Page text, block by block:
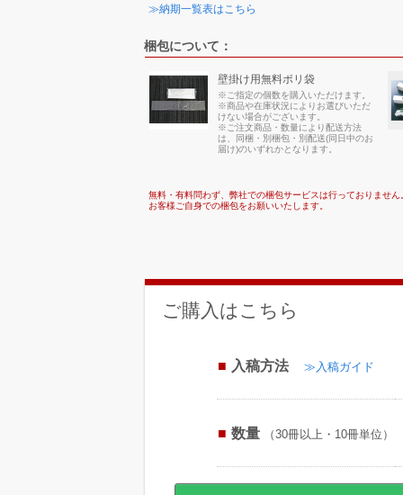
≫納期一覧表はこちら
梱包について：
壁掛け用無料ポリ袋
※ご指定の個数を購入いただけます。
※商品や在庫状況によりお選びいただ
けない場合がございます。
※ご注文商品・数量により配送方法
は、同梱・別梱包・別配送(同日中のお
届け)のいずれかとなります。
無料・有料問わず、弊社での梱包サービスは行っておりません
お客様ご自身での梱包をお願いいたします。
ご購入はこちら
入稿方法 ≫入稿ガイド
数量 （30冊以上・10冊単位）